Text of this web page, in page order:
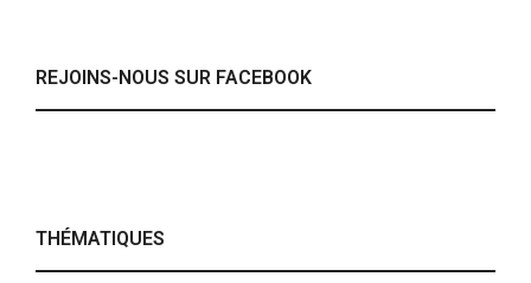
REJOINS-NOUS SUR FACEBOOK
THÉMATIQUES